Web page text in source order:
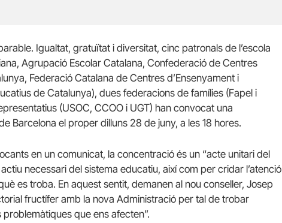
Igualtat, gratuïtat i diversitat, cinc patronals de l’escola
Agrupació Escolar Catalana, Confederació de Centres
Federació Catalana de Centres d’Ensenyament i
de Catalunya), dues federacions de famílies (Fapel i
(USOC, CCOO i UGT) han convocat una
Barcelona el proper dilluns 28 de juny, a les 18 hores.
en un comunicat, la concentració és un “acte unitari del
necessari del sistema educatiu, així com per cridar l’atenció
es troba. En aquest sentit, demanen al nou conseller, Josep
fructífer amb la nova Administració per tal de trobar
que ens afecten”.